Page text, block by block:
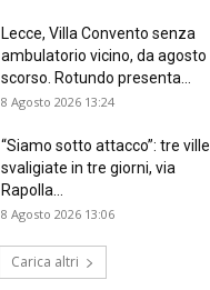
Lecce, Villa Convento senza
ambulatorio vicino, da agosto
scorso. Rotundo presenta...
8 Agosto 2026 13:24
“Siamo sotto attacco”: tre ville
svaligiate in tre giorni, via
Rapolla...
8 Agosto 2026 13:06
Carica altri